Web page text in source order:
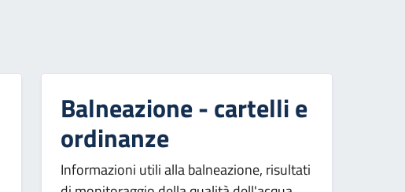
Balneazione - cartelli e
ordinanze
Informazioni utili alla balneazione, risultati